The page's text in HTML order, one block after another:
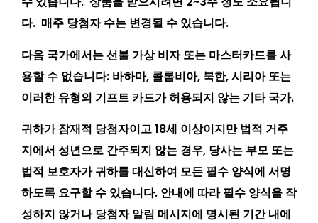
다. 매주 당첨자 수는 변경될 수 있습니다.
다음 국가에서는 선불 가상 비자 또는 마스터카드를 사
용할 수 없습니다: 바하마, 콜롬비아, 북한, 시리아 또는
이러한 유형의 기프트 카드가 허용되지 않는 기타 국가.
귀하가 잠재적 당첨자이고 18세 이상이지만 법적 거주
지에서 성년으로 간주되지 않는 경우, 당사는 부모 또는
법적 보호자가 귀하를 대신하여 모든 필수 양식에 서명
하도록 요구할 수 있습니다. 안내에 따라 필수 양식을 작
성하지 않거나 당첨자 알림 메시지에 명시된 기간 내에